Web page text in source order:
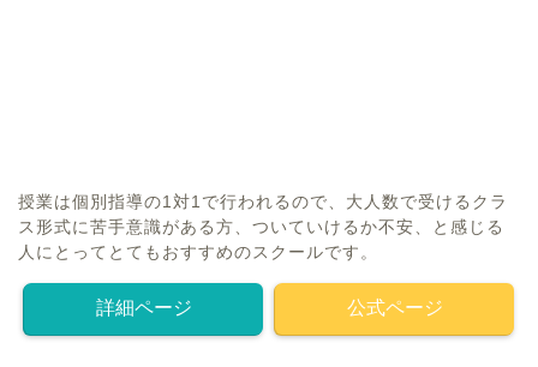
授業は個別指導の1対1で行われるので、大人数で受けるクラ
ス形式に苦手意識がある方、ついていけるか不安、と感じる
人にとってとてもおすすめのスクールです。
詳細ページ 公式ページ